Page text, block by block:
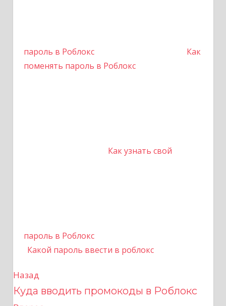
пароль в Роблокс
Как
поменять пароль в Роблокс
Как узнать свой
пароль в Роблокс
Какой пароль ввести в роблокс
Н
а
Назад
Куда вводить промокоды в Роблокс